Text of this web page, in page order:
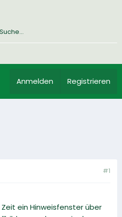
Anmelden Registrieren
#1
ein Hinweisfenster über